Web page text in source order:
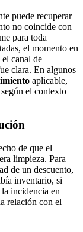
puede recuperar
no coincide con
para toda
el momento en
canal de
clara. En algunos
aplicable,
el contexto
de que el
limpieza. Para
de un descuento,
inventario, si
incidencia en
relación con el